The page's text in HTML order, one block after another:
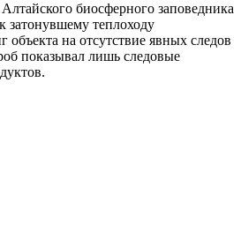
биосферного заповедника
затонувшему теплоходу
на отсутствие явных следов
показывал лишь следовые